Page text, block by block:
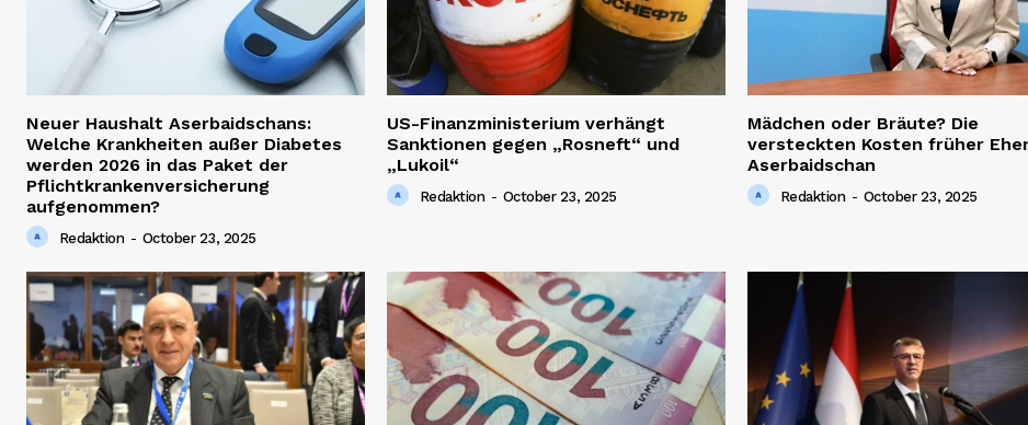
Neuer Haushalt Aserbaidschans:
Welche Krankheiten außer Diabetes
werden 2026 in das Paket der
Pflichtkrankenversicherung
aufgenommen?
Redaktion - October 23, 2025
US-Finanzministerium verhängt
Sanktionen gegen „Rosneft“ und
„Lukoil“
Redaktion - October 23, 2025
Mädchen oder Bräute? Die
versteckten Kosten früher
Aserbaidschan
Redaktion - October 23, 2025